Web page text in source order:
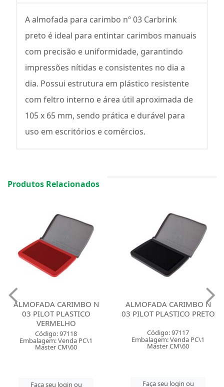
A almofada para carimbo nº 03 Carbrink
preto é ideal para entintar carimbos manuais
com precisão e uniformidade, garantindo
impressões nítidas e consistentes no dia a
dia. Possui estrutura em plástico resistente
com feltro interno e área útil aproximada de
105 x 65 mm, sendo prática e durável para
uso em escritórios e comércios.
Produtos Relacionados
ALMOFADA CARIMBO N
03 PILOT PLASTICO
VERMELHO
Código: 97118
Embalagem: Venda PC\1
Master CM\60
Faça seu login ou
ALMOFADA CARIMBO N
03 PILOT PLASTICO PRETO
Código: 97117
Embalagem: Venda PC\1
Master CM\60
Faça seu login ou